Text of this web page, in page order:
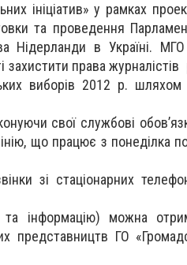
ініціатив» у рамках
та проведення
Нідерланди в Україні. МГО
права журналістів
виборів 2012 р.
свої службові
що працює з понеділка
зі стаціонарних
та інформацію) можна
представництв ГО